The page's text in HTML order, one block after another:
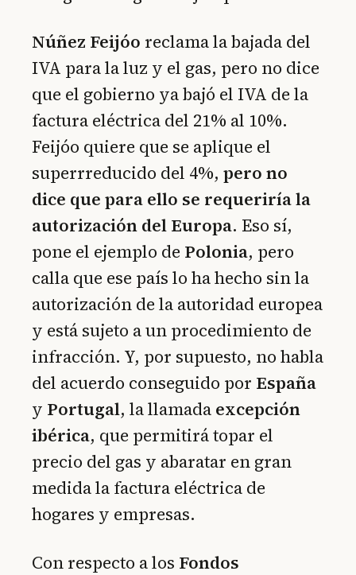
Núñez Feijóo reclama la bajada del
IVA para la luz y el gas, pero no dice
que el gobierno ya bajó el IVA de la
factura eléctrica del 21% al 10%.
Feijóo quiere que se aplique el
superrreducido del 4%, pero no
dice que para ello se requeriría la
autorización del Europa. Eso sí,
pone el ejemplo de Polonia, pero
calla que ese país lo ha hecho sin la
autorización de la autoridad europea
y está sujeto a un procedimiento de
infracción. Y, por supuesto, no habla
del acuerdo conseguido por España
y Portugal, la llamada excepción
ibérica, que permitirá topar el
precio del gas y abaratar en gran
medida la factura eléctrica de
hogares y empresas.
Con respecto a los Fondos